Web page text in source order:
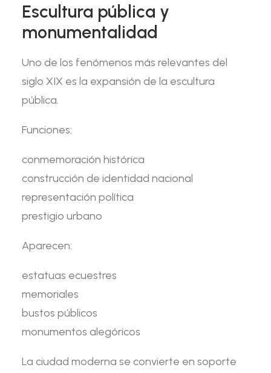
Escultura pública y
monumentalidad
Uno de los fenómenos más relevantes del
siglo XIX es la expansión de la escultura
pública.
Funciones:
conmemoración histórica
construcción de identidad nacional
representación política
prestigio urbano
Aparecen:
estatuas ecuestres
memoriales
bustos públicos
monumentos alegóricos
La ciudad moderna se convierte en soporte